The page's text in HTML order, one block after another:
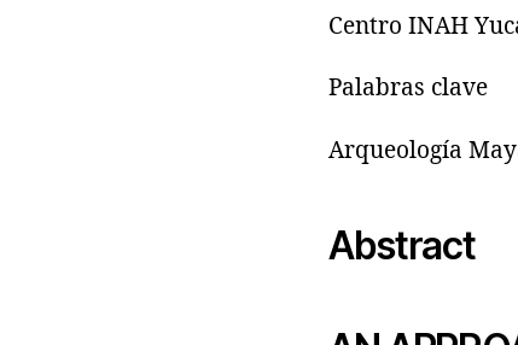
Centro INAH
Palabras clave
Arqueología
Abstract